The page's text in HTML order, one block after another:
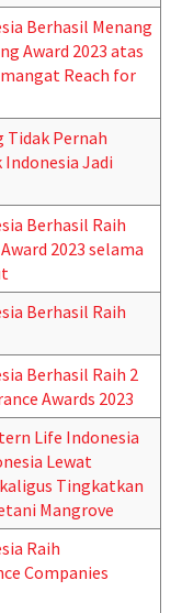
Berhasil Menang
Award 2023 atas
Reach for
Tidak Pernah
Indonesia Jadi
Berhasil Raih
2023 selama
Berhasil Raih
Berhasil Raih 2
Awards 2023
Life Indonesia
Lewat
Tingkatkan
Mangrove
Raih
Companies